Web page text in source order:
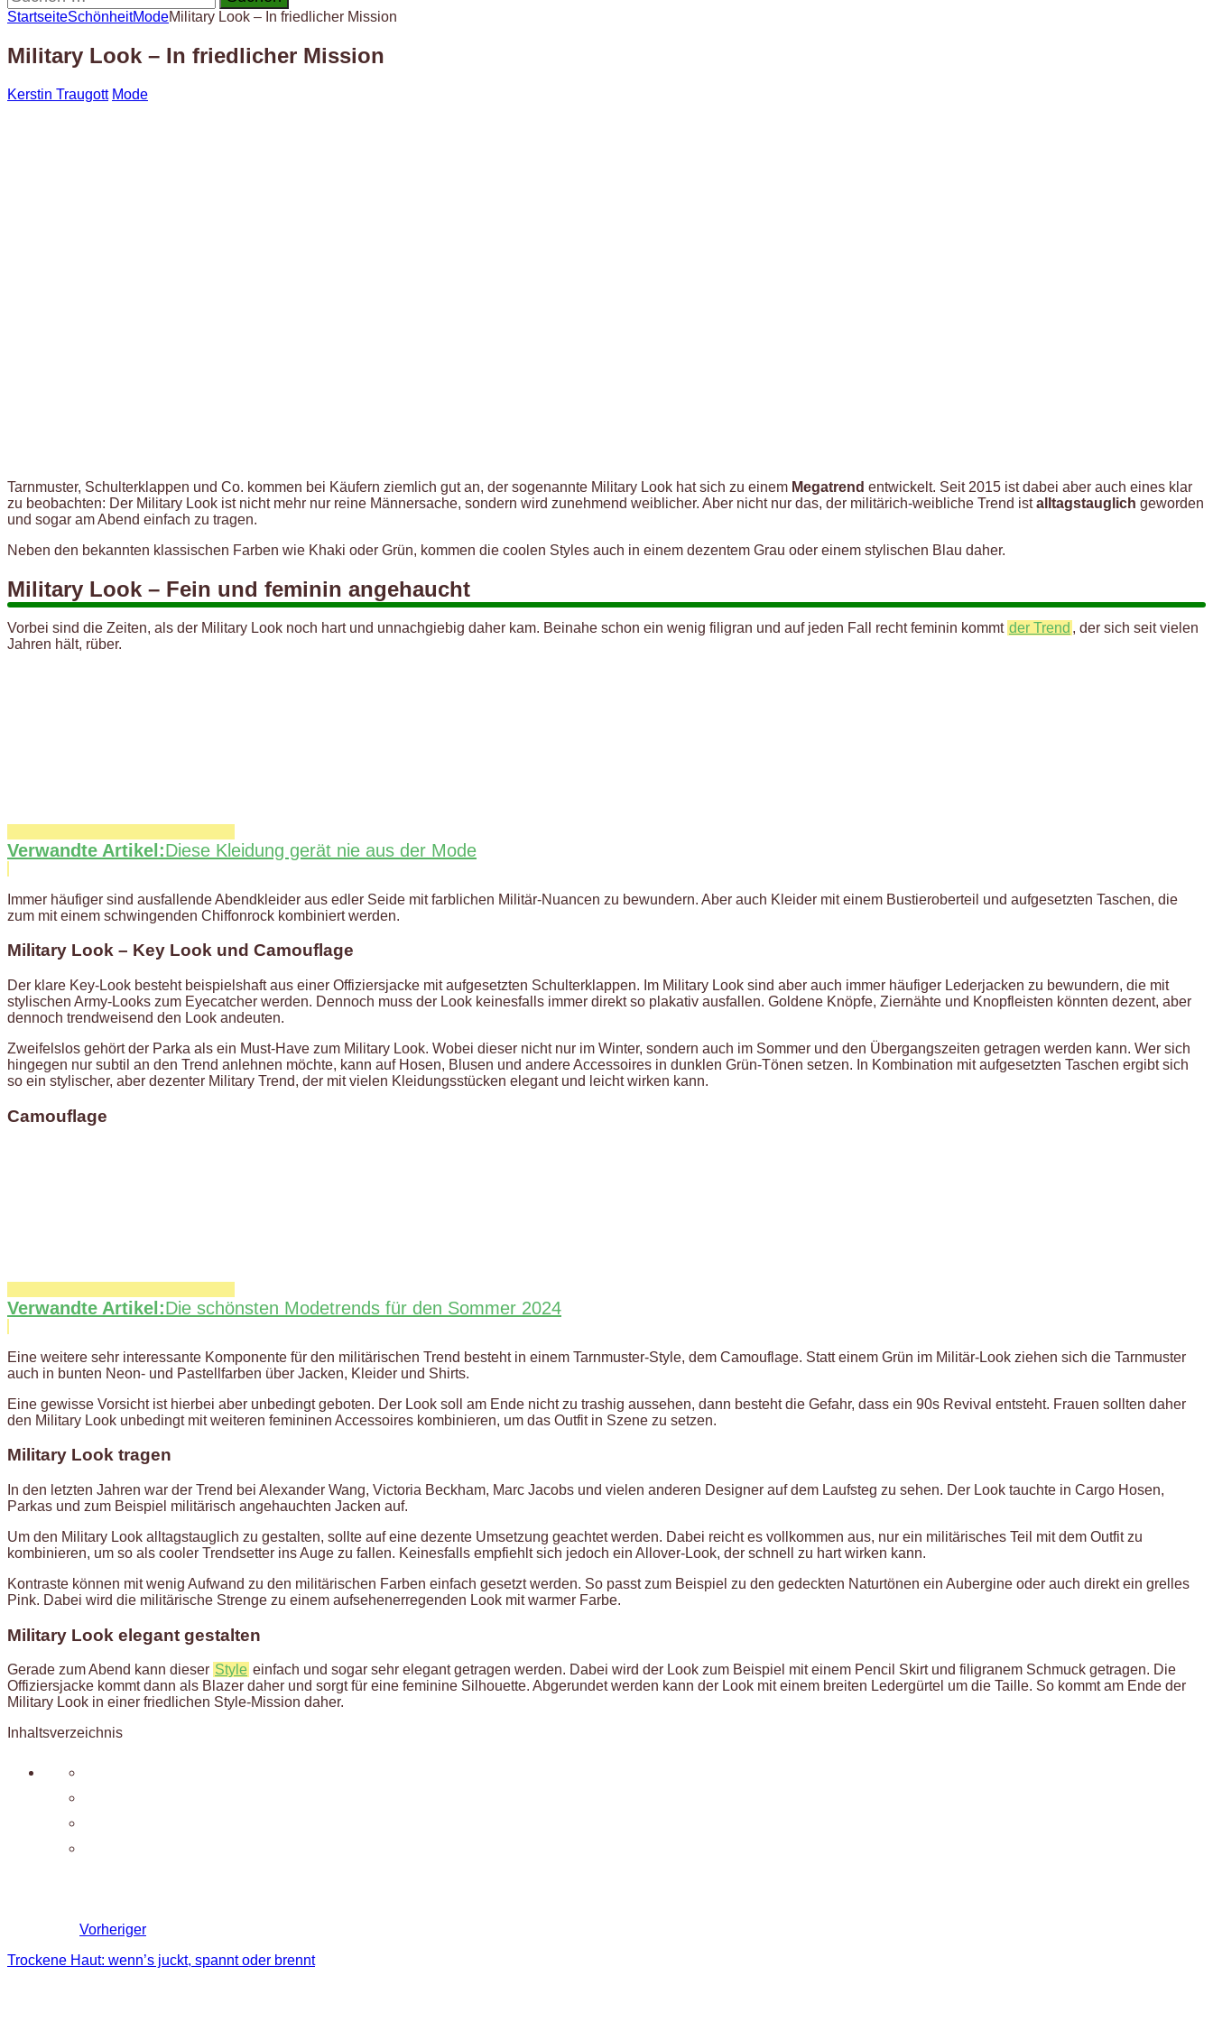
nach:
StartseiteSchönheitModeMilitary Look – In friedlicher Mission
Military Look – In friedlicher Mission
Kerstin Traugott Mode
Tarnmuster, Schulterklappen und Co. kommen bei Käufern ziemlich gut an, der sogenannte Military Look hat sich zu einem Megatrend entwickelt. Seit 2015 ist dabei aber auch eines klar
zu beobachten: Der Military Look ist nicht mehr nur reine Männersache, sondern wird zunehmend weiblicher. Aber nicht nur das, der militärich-weibliche Trend istalltagstauglich geworden
und sogar am Abend einfach zu tragen.
Neben den bekannten klassischen Farben wie Khaki oder Grün, kommen die coolen Styles auch in einem dezentem Grau oder einem stylischen Blau daher.
Military Look – Fein und feminin angehaucht
Vorbei sind die Zeiten, als der Military Look noch hart und unnachgiebig daher kam. Beinahe schon ein wenig filigran und auf jeden Fall recht feminin kommt der Trend , der sich seit vielen
Jahren hält, rüber.
Verwandte Artikel:Diese Kleidung gerät nie aus der Mode
Immer häufiger sind ausfallende Abendkleider aus edler Seide mit farblichen Militär-Nuancen zu bewundern. Aber auch Kleider mit einem Bustieroberteil und aufgesetzten Taschen, die
zum mit einem schwingenden Chiffonrock kombiniert werden.
Military Look – Key Look und Camouflage
Der klare Key-Look besteht beispielshaft aus einer Offiziersjacke mit aufgesetzten Schulterklappen. Im Military Look sind aber auch immer häufiger Lederjacken zu bewundern, die mit
stylischen Army-Looks zum Eyecatcher werden. Dennoch muss der Look keinesfalls immer direkt so plakativ ausfallen. Goldene Knöpfe, Ziernähte und Knopfleisten könnten dezent, aber
dennoch trendweisend den Look andeuten.
Zweifelslos gehört der Parka als ein Must-Have zum Military Look. Wobei dieser nicht nur im Winter, sondern auch im Sommer und den Übergangszeiten getragen werden kann. Wer sich
hingegen nur subtil an den Trend anlehnen möchte, kann auf Hosen, Blusen und andere Accessoires in dunklen Grün-Tönen setzen. In Kombination mit aufgesetzten Taschen ergibt sich
so ein stylischer, aber dezenter Military Trend, der mit vielen Kleidungsstücken elegant und leicht wirken kann.
Camouflage
Verwandte Artikel:Die schönsten Modetrends für den Sommer 2024
Eine weitere sehr interessante Komponente für den militärischen Trend besteht in einem Tarnmuster-Style, dem Camouflage. Statt einem Grün im Militär-Look ziehen sich die Tarnmuster
auch in bunten Neon- und Pastellfarben über Jacken, Kleider und Shirts.
Eine gewisse Vorsicht ist hierbei aber unbedingt geboten. Der Look soll am Ende nicht zu trashig aussehen, dann besteht die Gefahr, dass ein 90s Revival entsteht. Frauen sollten daher
den Military Look unbedingt mit weiteren femininen Accessoires kombinieren, um das Outfit in Szene zu setzen.
Military Look tragen
In den letzten Jahren war der Trend bei Alexander Wang, Victoria Beckham, Marc Jacobs und vielen anderen Designer auf dem Laufsteg zu sehen. Der Look tauchte in Cargo Hosen,
Parkas und zum Beispiel militärisch angehauchten Jacken auf.
Um den Military Look alltagstauglich zu gestalten, sollte auf eine dezente Umsetzung geachtet werden. Dabei reicht es vollkommen aus, nur ein militärisches Teil mit dem Outfit zu
kombinieren, um so als cooler Trendsetter ins Auge zu fallen. Keinesfalls empfiehlt sich jedoch ein Allover-Look, der schnell zu hart wirken kann.
Kontraste können mit wenig Aufwand zu den militärischen Farben einfach gesetzt werden. So passt zum Beispiel zu den gedeckten Naturtönen ein Aubergine oder auch direkt ein grelles
Pink. Dabei wird die militärische Strenge zu einem aufsehenerregenden Look mit warmer Farbe.
Military Look elegant gestalten
Gerade zum Abend kann dieser Style einfach und sogar sehr elegant getragen werden. Dabei wird der Look zum Beispiel mit einem Pencil Skirt und filigranem Schmuck getragen. Die
Offiziersjacke kommt dann als Blazer daher und sorgt für eine feminine Silhouette. Abgerundet werden kann der Look mit einem breiten Ledergürtel um die Taille. So kommt am Ende der
Military Look in einer friedlichen Style-Mission daher.
Inhaltsverzeichnis
Vorheriger
Trockene Haut: wenn’s juckt, spannt oder brennt